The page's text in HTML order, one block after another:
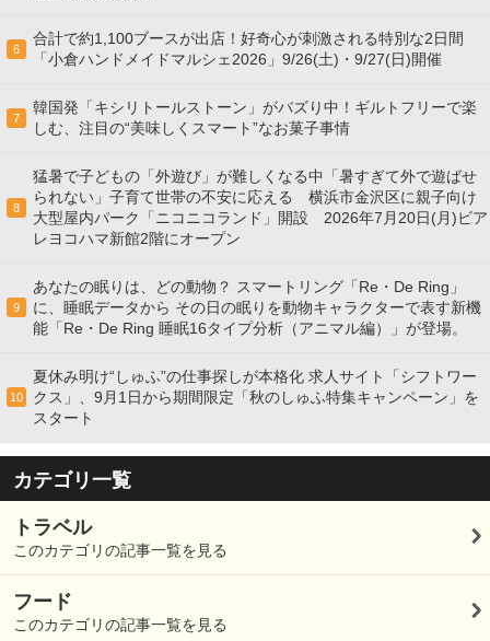
6
合計で約1,100ブースが出店！好奇心が刺激される特別な2日間
「小倉ハンドメイドマルシェ2026」9/26(土)・9/27(日)開催
7
韓国発「キシリトールストーン」がバズり中！ギルトフリーで楽
しむ、注目の“美味しくスマート”なお菓子事情
8
猛暑で子どもの「外遊び」が難しくなる中「暑すぎて外で遊ばせ
られない」子育て世帯の不安に応える 横浜市金沢区に親子向け
大型屋内パーク「ニコニコランド」開設 2026年7月20日(月)ビア
レヨコハマ新館2階にオープン
9
あなたの眠りは、どの動物？ スマートリング「Re・De Ring」
に、睡眠データから その日の眠りを動物キャラクターで表す新機
能「Re・De Ring 睡眠16タイプ分析（アニマル編）」が登場。
10
夏休み明け“しゅふ”の仕事探しが本格化 求人サイト「シフトワー
クス」、9月1日から期間限定「秋のしゅふ特集キャンペーン」を
スタート
カテゴリ一覧
トラベル
このカテゴリの記事一覧を見る
フード
このカテゴリの記事一覧を見る